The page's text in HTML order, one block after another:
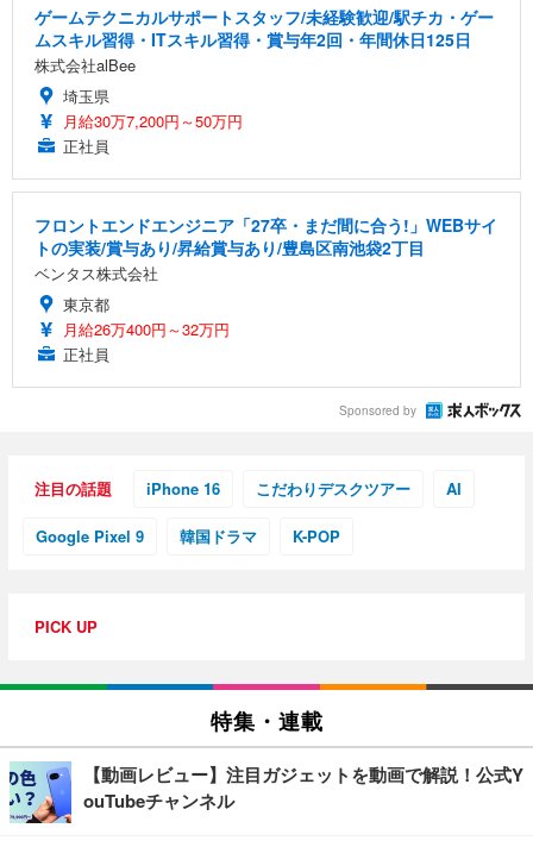
ゲームテクニカルサポートスタッフ/未経験歓迎/駅チカ・ゲー
ムスキル習得・ITスキル習得・賞与年2回・年間休日125日
株式会社alBee
埼玉県
月給30万7,200円～50万円
正社員
フロントエンドエンジニア「27卒・まだ間に合う!」WEBサイ
トの実装/賞与あり/昇給賞与あり/豊島区南池袋2丁目
ベンタス株式会社
東京都
月給26万400円～32万円
正社員
Sponsored by
注目の話題 iPhone 16 こだわりデスクツアー AI
Google Pixel 9 韓国ドラマ K-POP
PICK UP
特集・連載
【動画レビュー】注目ガジェットを動画で解説！公式Y
ouTubeチャンネル